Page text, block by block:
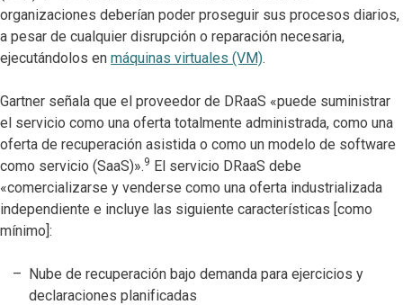
organizaciones deberían poder proseguir sus procesos diarios,
a pesar de cualquier disrupción o reparación necesaria,
ejecutándolos en máquinas virtuales (VM).
Gartner señala que el proveedor de DRaaS «puede suministrar
el servicio como una oferta totalmente administrada, como una
oferta de recuperación asistida o como un modelo de software
como servicio (SaaS)».9 El servicio DRaaS debe
«comercializarse y venderse como una oferta industrializada
independiente e incluye las siguiente características [como
mínimo]:
Nube de recuperación bajo demanda para ejercicios y
declaraciones planificadas